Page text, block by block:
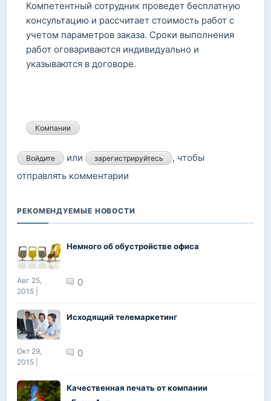
Компетентный сотрудник проведет бесплатную
консультацию и рассчитает стоимость работ с
учетом параметров заказа. Сроки выполнения
работ оговариваются индивидуально и
указываются в договоре.
Компании
Войдите или зарегистрируйтесь
, чтобы
отправлять комментарии
РЕКОМЕНДУЕМЫЕ НОВОСТИ
Немного об обустройстве офиса
Авг 25,
2015 |
0
Исходящий телемаркетинг
Окт 29,
2015 |
0
Качественная печать от компании